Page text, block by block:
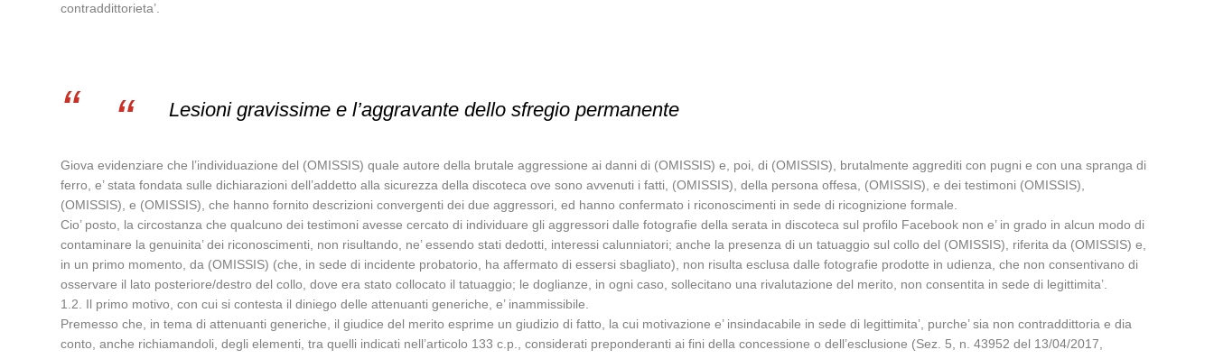
contraddittorieta’.
Lesioni gravissime e l’aggravante dello sfregio permanente
Giova evidenziare che l’individuazione del (OMISSIS) quale autore della brutale aggressione ai danni di (OMISSIS) e, poi, di (OMISSIS), brutalmente aggrediti con pugni e con una spranga di
ferro, e’ stata fondata sulle dichiarazioni dell’addetto alla sicurezza della discoteca ove sono avvenuti i fatti, (OMISSIS), della persona offesa, (OMISSIS), e dei testimoni (OMISSIS),
(OMISSIS), e (OMISSIS), che hanno fornito descrizioni convergenti dei due aggressori, ed hanno confermato i riconoscimenti in sede di ricognizione formale.
Cio’ posto, la circostanza che qualcuno dei testimoni avesse cercato di individuare gli aggressori dalle fotografie della serata in discoteca sul profilo Facebook non e’ in grado in alcun modo di
contaminare la genuinita’ dei riconoscimenti, non risultando, ne’ essendo stati dedotti, interessi calunniatori; anche la presenza di un tatuaggio sul collo del (OMISSIS), riferita da (OMISSIS) e,
in un primo momento, da (OMISSIS) (che, in sede di incidente probatorio, ha affermato di essersi sbagliato), non risulta esclusa dalle fotografie prodotte in udienza, che non consentivano di
osservare il lato posteriore/destro del collo, dove era stato collocato il tatuaggio; le doglianze, in ogni caso, sollecitano una rivalutazione del merito, non consentita in sede di legittimita’.
1.2. Il primo motivo, con cui si contesta il diniego delle attenuanti generiche, e’ inammissibile.
Premesso che, in tema di attenuanti generiche, il giudice del merito esprime un giudizio di fatto, la cui motivazione e’ insindacabile in sede di legittimita’, purche’ sia non contraddittoria e dia
conto, anche richiamandoli, degli elementi, tra quelli indicati nell’articolo 133 c.p., considerati preponderanti ai fini della concessione o dell’esclusione (Sez. 5, n. 43952 del 13/04/2017,